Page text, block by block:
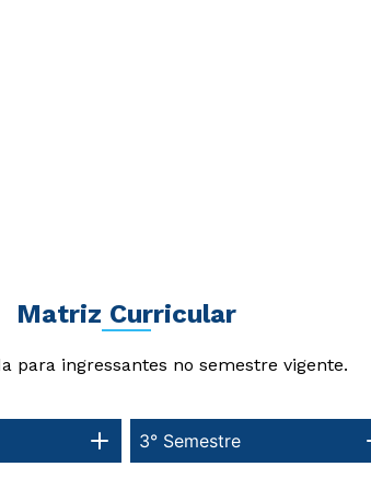
Matriz Curricular
para ingressantes no semestre vigente.
3° Semestre